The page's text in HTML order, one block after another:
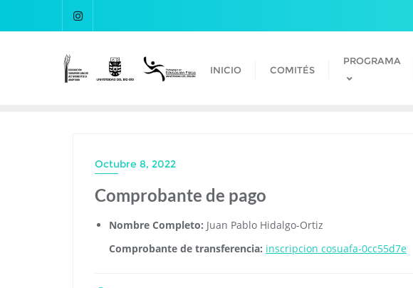
INICIO COMITÉS
PROGRAMA
Octubre 8, 2022
Comprobante de pago
Nombre Completo: Juan Pablo Hidalgo-Ortiz
Comprobante de transferencia: inscripcion cosuafa-0cc55d7e